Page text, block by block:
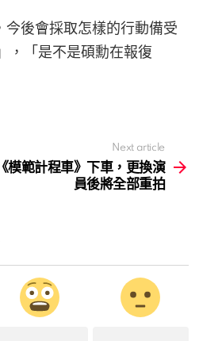
後會採取怎樣的行動備受
，「是不是碩勳在報復
Next article
模範計程車》下車，更換演
員後將全部重拍